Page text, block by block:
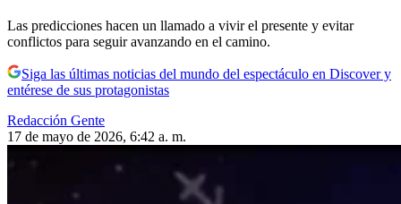
Las predicciones hacen un llamado a vivir el presente y evitar
conflictos para seguir avanzando en el camino.
Siga las últimas noticias del mundo del espectáculo en Discover y
entérese de sus protagonistas
Redacción Gente
17 de mayo de 2026, 6:42 a. m.